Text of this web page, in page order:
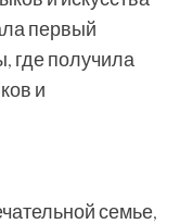
первый
где получила
и
семье,